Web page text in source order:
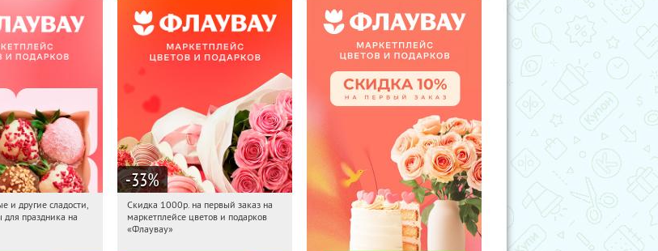
Получили:
и другие сладости,
для праздника на
-33%
10:40:52 Получили:
Россия
Скидка 1000р. на первый заказ на
маркетплейсе цветов и подарков
«Флаувау»